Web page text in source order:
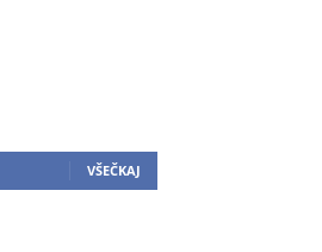
VŠEČKAJ